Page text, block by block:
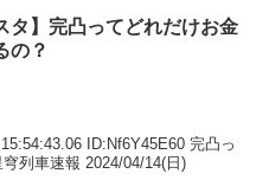
タ】完凸ってどれだけお金
の？
ID:Nf6Y45E60 完凸っ
列車速報 2024/04/14(日)